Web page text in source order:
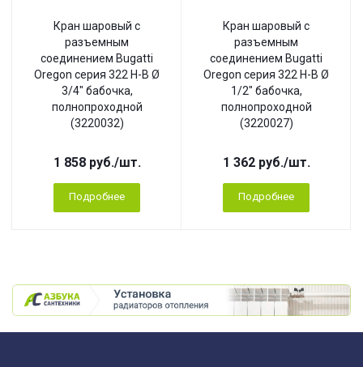
Кран шаровый с
разъемным
соединением Bugatti
Oregon серия 322 Н-В Ø
3/4" бабочка,
полнопроходной
(3220032)
1 858руб./шт.
Подробнее
Кран шаровый с
разъемным
соединением Bugatti
Oregon серия 322 Н-В Ø
1/2" бабочка,
полнопроходной
(3220027)
1 362руб./шт.
Подробнее